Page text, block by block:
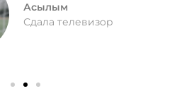
Асылым
Сдала телевизор